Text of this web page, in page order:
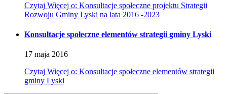
Czytaj Więcej o: Konsultacje społeczne projektu Strategii
Rozwoju Gminy Lyski na lata 2016 -2023
Konsultacje społeczne elementów strategii gminy Lyski
17 maja 2016
Czytaj Więcej o: Konsultacje społeczne elementów strategii
gminy Lyski